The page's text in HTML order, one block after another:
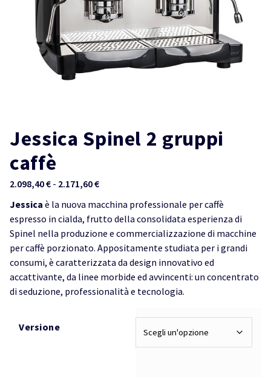
Jessica Spinel 2 gruppi
caffè
2.098,40€ - 2.171,60€Fascia
Jessica è la nuova macchina professionale per caffè
espresso in cialda, frutto della consolidata esperienza di
Spinel nella produzione e commercializzazione di macchine
per caffè porzionato. Appositamente studiata per i grandi
consumi, è caratterizzata da design innovativo ed
accattivante, da linee morbide ed avvincenti: un concentrato
di seduzione, professionalità e tecnologia.
Versione